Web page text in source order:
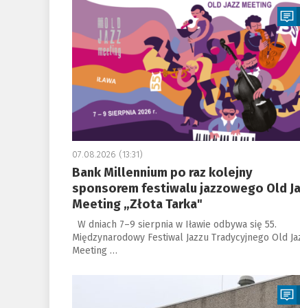
07.08.2026 (13:31)
Bank Millennium po raz kolejny
sponsorem festiwalu jazzowego Old
Meeting „Złota Tarka"
W dniach 7–9 sierpnia w Iławie odbywa się 55.
Międzynarodowy Festiwal Jazzu Tradycyjnego Old
Meeting …